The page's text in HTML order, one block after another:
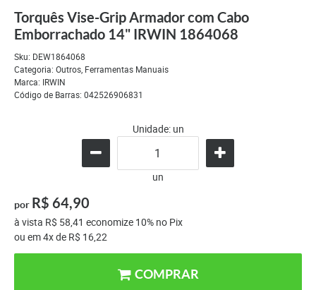
Torquês Vise-Grip Armador com Cabo
Emborrachado 14" IRWIN 1864068
Sku: DEW1864068
Categoria: Outros, Ferramentas Manuais
Marca: IRWIN
Código de Barras: 042526906831
Unidade: un
un
por R$ 64,90
à vista R$ 58,41 economize 10% no Pix
ou em4xde R$ 16,22
COMPRAR